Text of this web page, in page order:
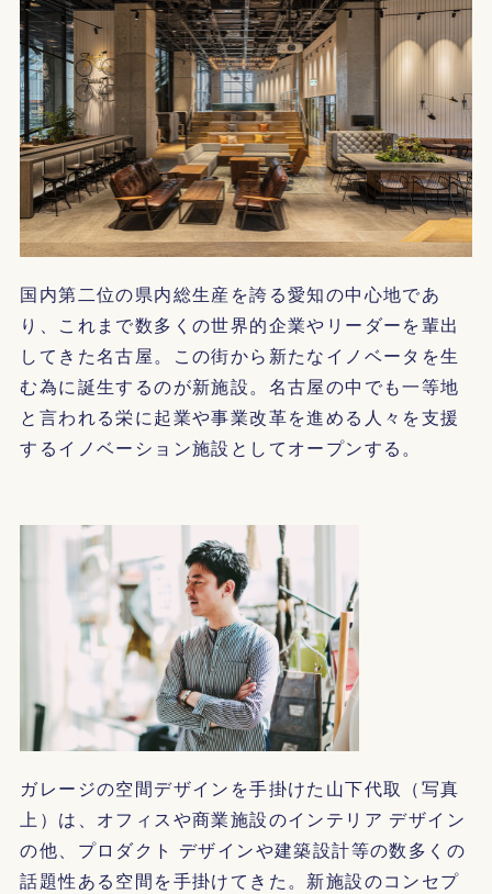
国内第二位の県内総生産を誇る愛知の中心地であ
り、これまで数多くの世界的企業やリーダーを輩出
してきた名古屋。この街から新たなイノベータを生
む為に誕生するのが新施設。名古屋の中でも一等地
と言われる栄に起業や事業改革を進める人々を支援
するイノベーション施設としてオープンする。
ガレージの空間デザインを手掛けた山下代取（写真
上）は、オフィスや商業施設のインテリア デザイン
の他、プロダクト デザインや建築設計等の数多くの
話題性ある空間を手掛けてきた。新施設のコンセプ